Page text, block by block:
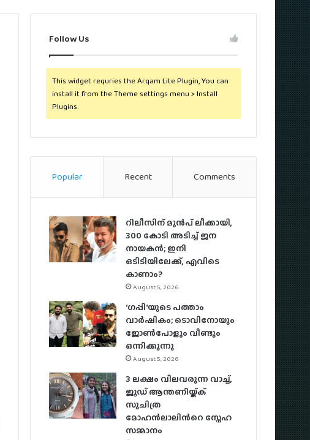
Follow Us
This widget requries the Arqam Lite Plugin, You can
install it from the Theme settings menu > Install
Plugins.
Popular Recent Comments
റിലീസിന് മുൻപ് ലീക്കായി,
300 കോടി അടിച്ച് ജന
നായകൻ; ഇനി
ഒടിടിയിലേക്ക്, എവിടെ
കാണാം?
August 5, 2026
‘ഗപ്പി‘യുടെ പത്താം
വാർഷികം; ടൊവിനോയും
ജോൺപോളും വീണ്ടും
ഒന്നിക്കുന്നു
August 5, 2026
3 ലക്ഷം വിലവരുന്ന വാച്ച്,
ജൂഡ് ആന്തണിയ്ക്ക്
സുചിത്ര
മോഹൻലാലിൻറെ സ്നേഹ
സമ്മാനം